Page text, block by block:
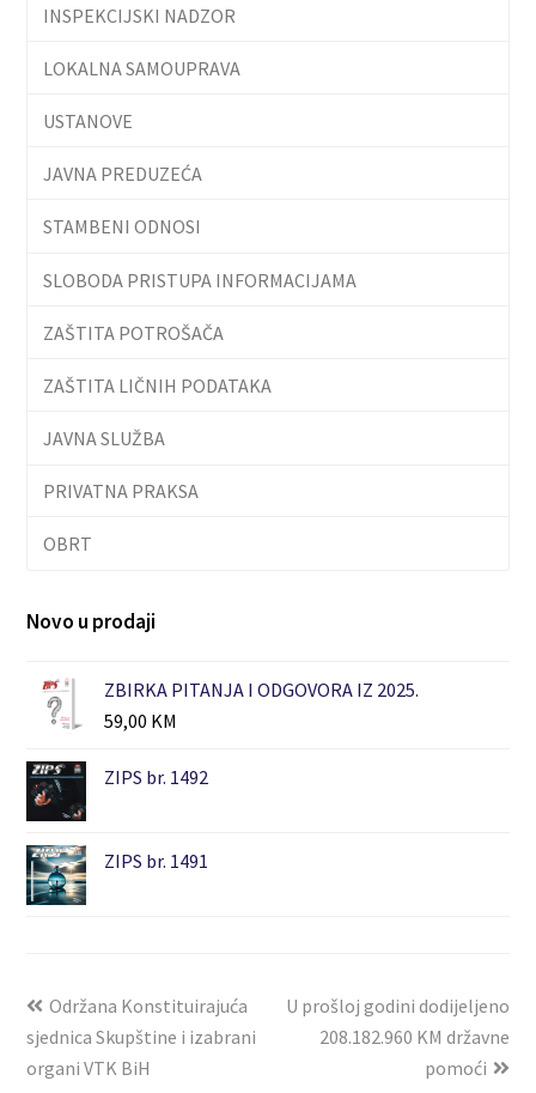
INSPEKCIJSKI NADZOR
LOKALNA SAMOUPRAVA
USTANOVE
JAVNA PREDUZEĆA
STAMBENI ODNOSI
SLOBODA PRISTUPA INFORMACIJAMA
ZAŠTITA POTROŠAČA
ZAŠTITA LIČNIH PODATAKA
JAVNA SLUŽBA
PRIVATNA PRAKSA
OBRT
Novo u prodaji
ZBIRKA PITANJA I ODGOVORA IZ 2025.
59,00 KM
ZIPS br. 1492
ZIPS br. 1491
Održana Konstituirajuća
sjednica Skupštine i izabrani
organi VTK BiH
U prošloj godini dodijeljeno
208.182.960 KM državne
pomoći